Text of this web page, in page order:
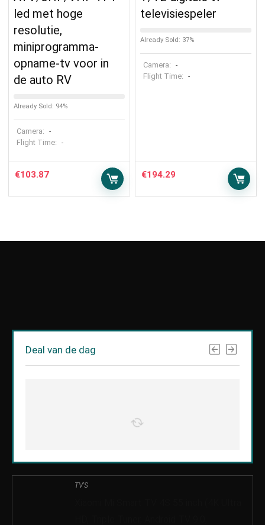
led met hoge
resolutie,
miniprogramma-
opname-tv voor in
de auto RV
Already Sold: 94%
Camera: -
Flight Time: -
€103.87
televisiespeler
Already Sold: 37%
Camera: -
Flight Time: -
€194.29
Deal van de dag
TV'S